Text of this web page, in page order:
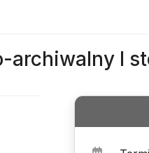
archiwalny I